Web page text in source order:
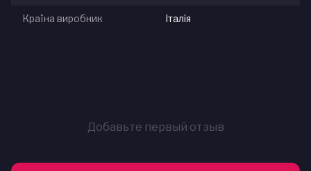
Країна виробник Італія
Добавьте первый отзыв